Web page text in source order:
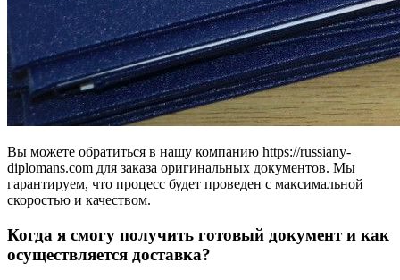
Вы можете обратиться в нашу компанию https://russiany-
diplomans.com для заказа оригинальных документов. Мы
гарантируем, что процесс будет проведен с максимальной
скоростью и качеством.
Когда я смогу получить готовый документ и как
осуществляется доставка?